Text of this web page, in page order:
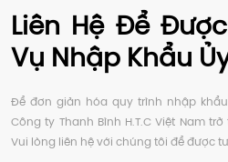
Liên Hệ Để
Vụ Nhập Khẩu
Để đơn giản hóa quy trình nhập
Công ty Thanh Bình H.T.C Việt Nam
Vui lòng liên hệ với chúng tôi để được